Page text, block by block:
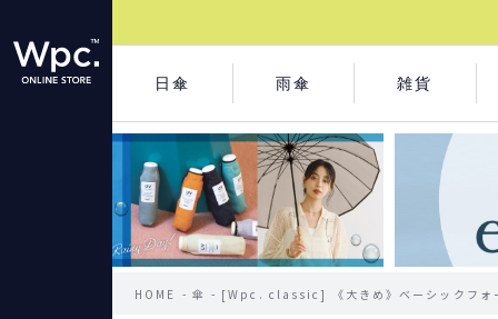
日傘 雨傘 雑貨
HOME 傘 [Wpc. classic] 《大きめ》ベーシックフォ